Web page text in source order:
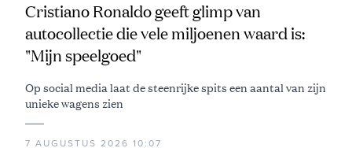
Cristiano Ronaldo geeft glimp van
autocollectie die vele miljoenen waard is:
"Mijn speelgoed"
Op social media laat de steenrijke spits een aantal van zijn
unieke wagens zien
7 AUGUSTUS 2026 10:07